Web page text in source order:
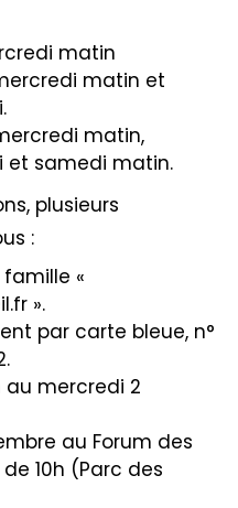
matin
matin et
matin,
et samedi matin.
plusieurs
:
«
».
par carte bleue, n°
au mercredi 2
au Forum des
10h (Parc des